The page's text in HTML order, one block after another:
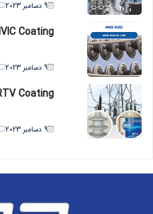
9 دسامبر 2023
Coating
9 دسامبر 2023
Coating
9 دسامبر 2023